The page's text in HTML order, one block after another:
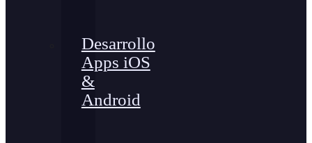
Desarrollo
Apps iOS
&
Android